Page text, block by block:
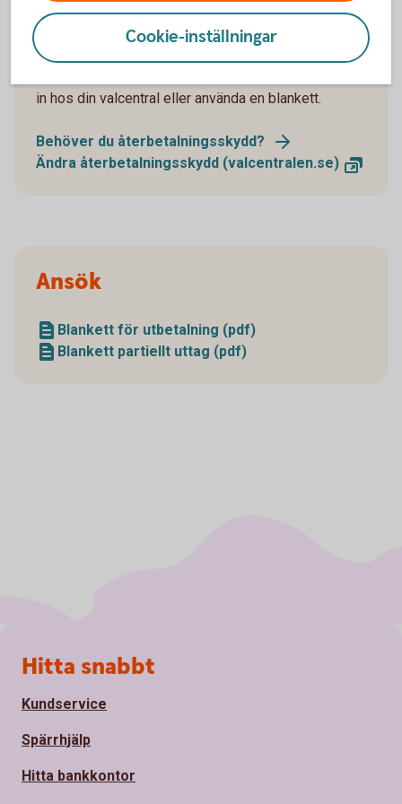
Återbetalningsskydd
in hos din valcentral eller använda en blankett.
Behöver du återbetalningsskydd?
Ändra återbetalningsskydd (valcentralen.se)
Ansök
Blankett för utbetalning (pdf)
Blankett partiellt uttag (pdf)
Cookie-inställningar
Sidfot
Hitta snabbt
Kundservice
Spärrhjälp
Hitta bankkontor